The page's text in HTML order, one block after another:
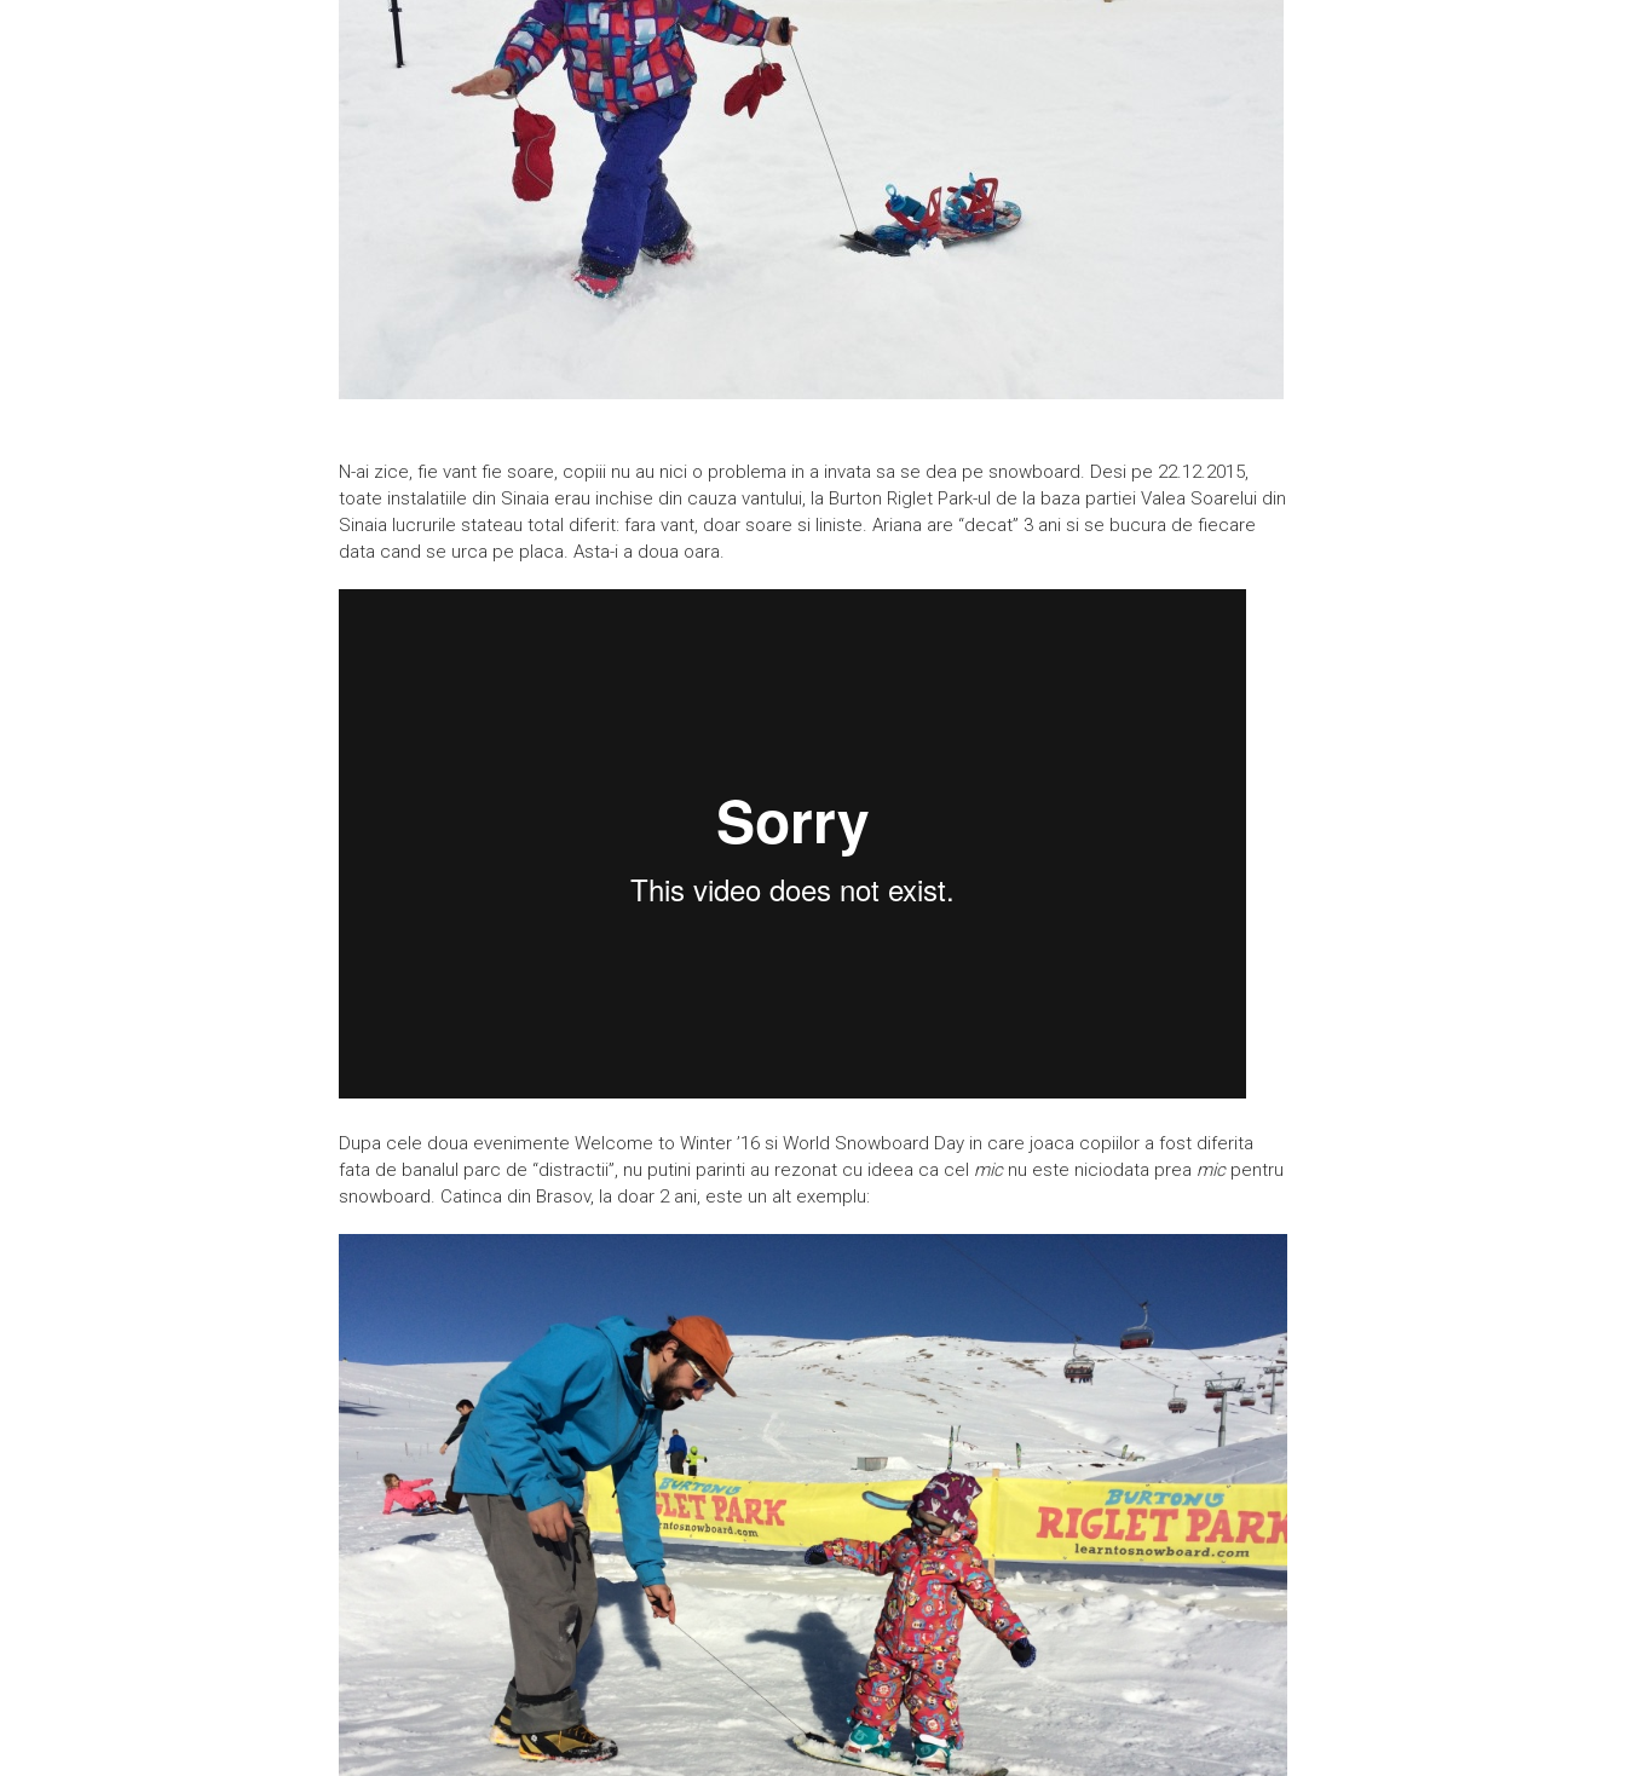
N-ai zice, fie vant fie soare, copiii nu au nici o problema in a invata sa se dea pe snowboard. Desi pe 22.12.2015,
toate instalatiile din Sinaia erau inchise din cauza vantului, la Burton Riglet Park-ul de la baza partiei Valea Soarelui din
Sinaia lucrurile stateau total diferit: fara vant, doar soare si liniste. Ariana are “decat” 3 ani si se bucura de fiecare
data cand se urca pe placa. Asta-i a doua oara.
Dupa cele doua evenimente Welcome to Winter ’16 si World Snowboard Day in care joaca copiilor a fost diferita
fata de banalul parc de “distractii”, nu putini parinti au rezonat cu ideea ca cel micnu este niciodata prea micpentru
snowboard. Catinca din Brasov, la doar 2 ani, este un alt exemplu: